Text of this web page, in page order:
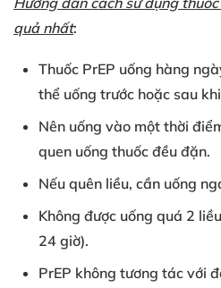
quả nhất:
Thuốc PrEP uống hàng
thể uống trước hoặc sau
Nên uống vào một thời
quen uống thuốc đều đặn.
Nếu quên liều, cần uống
Không được uống quá 2
24 giờ).
PrEP không tương tác với